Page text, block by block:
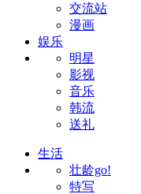
交流站
漫画
娱乐
明星
影视
音乐
韩流
送礼
生活
壮龄go!
特写